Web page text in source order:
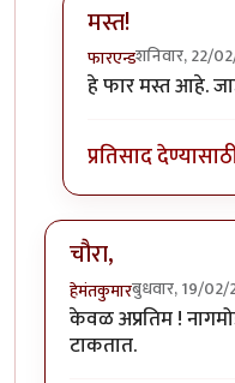
मस्त!
फारएन्डशनिवार, 22/
In reply toया
हे फार मस्त आहे.
प्रतिसाद
चौरा,
हेमंतकुमारबुधवार, 19/
केवळ अप्रतिम !
टाकतात.